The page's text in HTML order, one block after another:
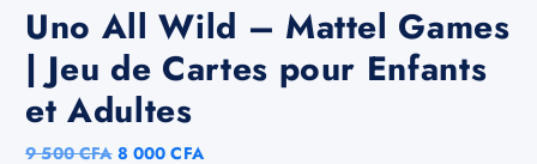
Uno All Wild – Mattel Games
| Jeu de Cartes pour Enfants
et Adultes
9 500CFA 8 000CFA